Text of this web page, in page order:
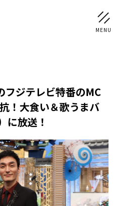
香取 慎吾
フジテレビ特番のMC
！大食い＆歌うまバ
に放送！